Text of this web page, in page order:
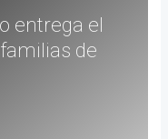
entrega el
de